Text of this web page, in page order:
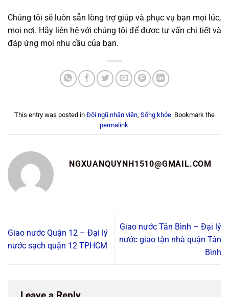
Chúng tôi sẽ luôn sẵn lòng trợ giúp và phục vụ bạn mọi lúc,
mọi nơi. Hãy liên hệ với chúng tôi để được tư vấn chi tiết và
đáp ứng mọi nhu cầu của bạn.
This entry was posted in Đội ngũ nhân viên Sống khỏe. Bookmark the
permalink.
NGXUANQUYNH1510@GMAIL.COM
Giao nước Quận 12 – Đại lý
nước sạch quận 12 TPHCM
Giao nước Tân Bình – Đại lý
nước giao tận nhà quận Tân
Bình